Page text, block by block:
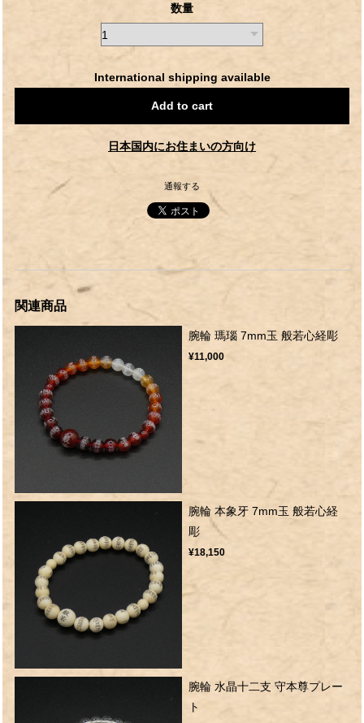
数量
International shipping available
Add to cart
日本国内にお住まいの方向け
通報する
関連商品
腕輪 瑪瑙 7mm玉 般若心経彫
¥11,000
腕輪 本象牙 7mm玉 般若心経
彫
¥18,150
腕輪 水晶十二支 守本尊プレー
ト